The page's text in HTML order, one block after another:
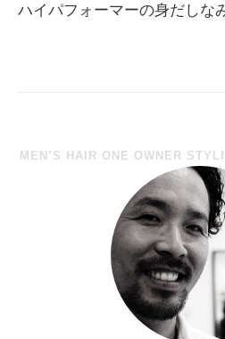
ナ
ハイパフォーマーの身だしな
MEN’S HAIR ONE OWNER